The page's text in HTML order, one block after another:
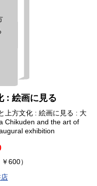
: 絵画に見る
上方文化 : 絵画に見る : 大
Chikuden and the art of
exhibition
600）